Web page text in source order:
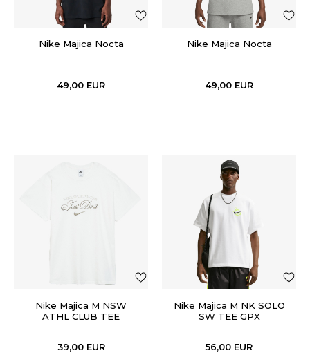
Nike Majica Nocta
49,00 EUR
Nike Majica Nocta
49,00 EUR
Nike Majica M NSW
ATHL CLUB TEE
39,00 EUR
Nike Majica M NK SOLO
SW TEE GPX
56,00 EUR